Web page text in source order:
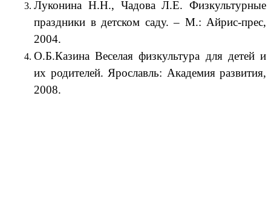
Луконина Н.Н., Чадова Л.Е. Физкультурные
праздники в детском саду. – М.: Айрис-прес,
2004.
О.Б.Казина Веселая физкультура для детей и
их родителей. Ярославль: Академия развития,
2008.